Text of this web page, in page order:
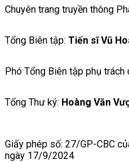
Chuyên trang truyền thông
Tổng Biên tập: Tiến sĩ Vũ
Phó Tổng Biên tập phụ trách
Tổng Thư ký: Hoàng Văn
Giấy phép số: 27/GP-CBC
ngày 17/9/2024